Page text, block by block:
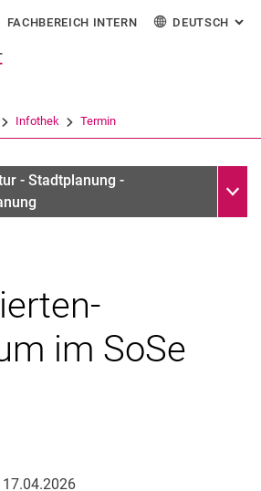
Springe direkt zu: Inhalt
Springe direkt zu: Suche
Springe direkt zu:
Suchen (öffnet externen Link in einem
FACHBEREICH INTERN DEUTSCH :
Infothek Termin
- Stadtplanung -
im SoSe
17.04.2026